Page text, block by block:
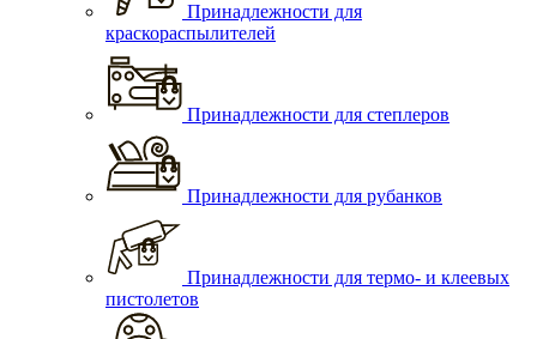
Принадлежности для
краскораспылителей
Принадлежности для степлеров
Принадлежности для рубанков
Принадлежности для термо- и клеевых
пистолетов